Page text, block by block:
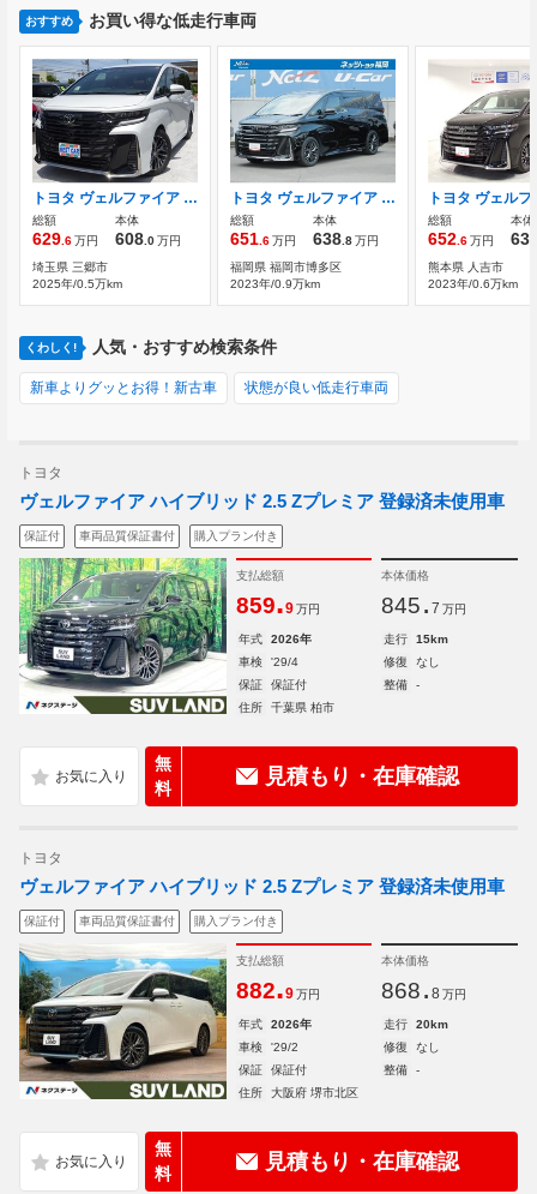
おすすめ お買い得な低走行車両
トヨタ ヴェルファイア 2.4 Zプレミア トヨタセーフティセンス サンルーフ
総額
629.6万円
本体
608.0万円
埼玉県 三郷市
2025年/0.5万km
トヨタ ヴェルファイア ハイブリッド 2.5 Zプレミア スライドドア左右ユニバーサルステップ付き
総額
651.6万円
本体
638.8万円
福岡県 福岡市博多区
2023年/0.9万km
総額
652.6万円
本体
熊本県 人吉市
2023年/0.6万km
くわしく! 人気・おすすめ検索条件
新車よりグッとお得！新古車 状態が良い低走行車両
トヨタ
ヴェルファイア ハイブリッド 2.5 Zプレミア 登録済未使用車
保証付 車両品質保証書付 購入プラン付き
支払総額
859.9 万円
本体価格
845. 7 万円
年式 2026年 走行
15km
車検
'29/4 修復
なし
保証
保証付 整備
-
住所
千葉県 柏市
無
料
見積もり・在庫確認
トヨタ
ヴェルファイア ハイブリッド 2.5 Zプレミア 登録済未使用車
保証付 車両品質保証書付 購入プラン付き
支払総額
882.9 万円
本体価格
868. 8 万円
年式 2026年 走行
20km
車検
'29/2 修復
なし
保証
保証付 整備
-
住所
大阪府 堺市北区
無
料
見積もり・在庫確認